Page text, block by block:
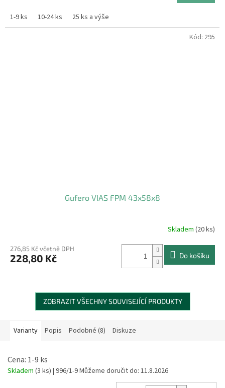
1-9 ks 10-24 ks 25 ks a výše
Gufero VIAS FPM 43x58x8
Skladem (20 ks)
276,85 Kč včetně DPH
228,80 Kč Do košíku
Kód: 295
ZOBRAZIT VŠECHNY SOUVISEJÍCÍ PRODUKTY
Varianty Popis Podobné (8) Diskuze
Cena: 1-9 ks
Skladem (3 ks) | 996/1-9Můžeme doručit do: 11.8.2026